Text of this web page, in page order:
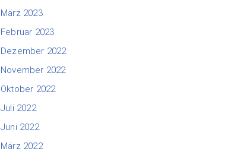
März 2023
Februar 2023
Dezember 2022
November 2022
Oktober 2022
Juli 2022
Juni 2022
März 2022